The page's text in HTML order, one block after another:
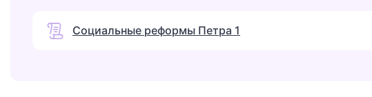
Социальные реформы Петра 1